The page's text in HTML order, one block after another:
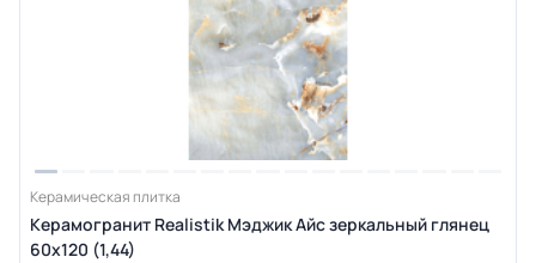
Керамическая плитка
Керамогранит Realistik Мэджик Айс зеркальный глянец
60х120 (1,44)